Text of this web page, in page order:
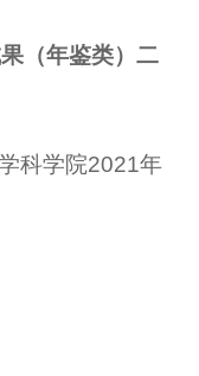
（年鉴类）二
科学院2021年